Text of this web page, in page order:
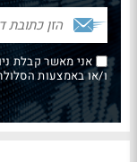
אני מאשר קבלת
ו/או באמצעות הסלולר